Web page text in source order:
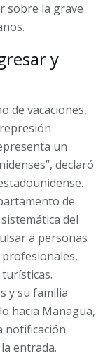
sobre la grave
y
de vacaciones,
un
declaró
de
del
a personas
y su familia
hacia Managua,
notificación
entrada.